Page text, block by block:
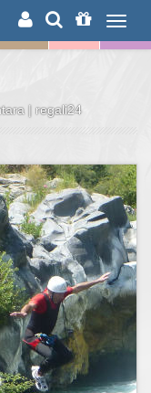
RICERCA
| regali24